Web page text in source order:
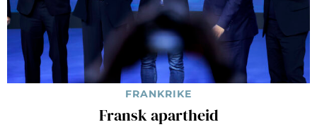
FRANKRIKE
Fransk apartheid